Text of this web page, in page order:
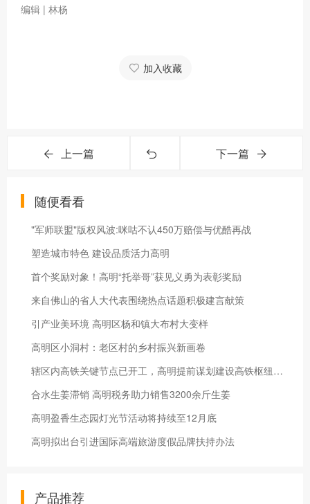
编辑 | 林杨
加入收藏
上一篇 下一篇
随便看看
"军师联盟"版权风波:咪咕不认450万赔偿与优酷再战
塑造城市特色 建设品质活力高明
首个奖励对象！高明“托举哥”获见义勇为表彰奖励
来自佛山的省人大代表围绕热点话题积极建言献策
引产业美环境 高明区杨和镇大布村大变样
高明区小洞村：老区村的乡村振兴新画卷
辖区内高铁关键节点已开工，高明提前谋划建设高铁枢纽发展区
合水生姜滞销 高明税务助力销售3200余斤生姜
高明盈香生态园灯光节活动将持续至12月底
高明拟出台引进国际高端旅游度假品牌扶持办法
产品推荐